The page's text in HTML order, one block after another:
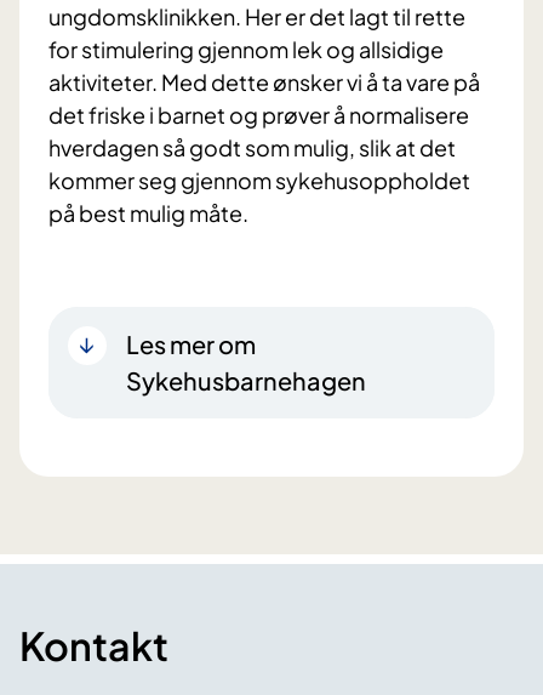
ungdomsklinikken. Her er det lagt til rette
for stimulering gjennom lek og allsidige
aktiviteter. Med dette ønsker vi å ta vare på
det friske i barnet og prøver å normalisere
hverdagen så godt som mulig, slik at det
kommer seg gjennom sykehusoppholdet
på best mulig måte.
Les mer om
Sykehusbarnehagen
Kontakt